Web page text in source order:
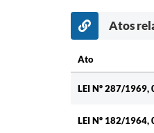
Atos
Ato
LEI Nº 287/1969,
LEI Nº 182/1964,